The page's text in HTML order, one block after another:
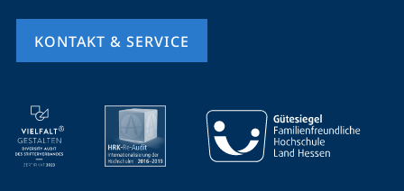
KONTAKT & SERVICE
Mobile-
Service-
Navigation